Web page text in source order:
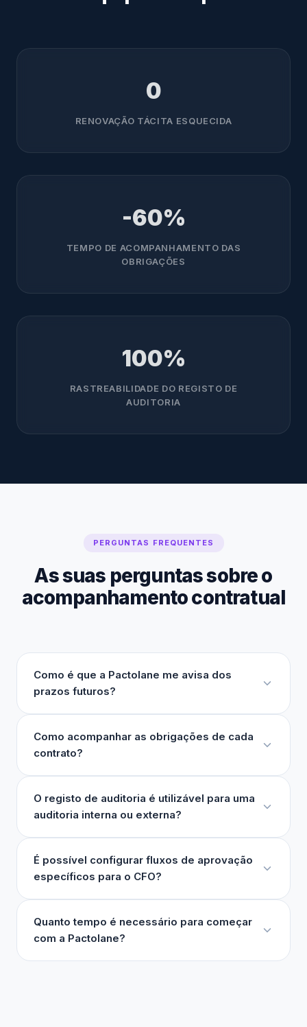
0
RENOVAÇÃO TÁCITA ESQUECIDA
-60%
TEMPO DE ACOMPANHAMENTO DAS
OBRIGAÇÕES
100%
RASTREABILIDADE DO REGISTO DE
AUDITORIA
PERGUNTAS FREQUENTES
As suas perguntas sobre o
acompanhamento contratual
Como é que a Pactolane me avisa dos
prazos futuros?
Como acompanhar as obrigações de cada
contrato?
O registo de auditoria é utilizável para uma
auditoria interna ou externa?
É possível configurar fluxos de aprovação
específicos para o CFO?
Quanto tempo é necessário para começar
com a Pactolane?